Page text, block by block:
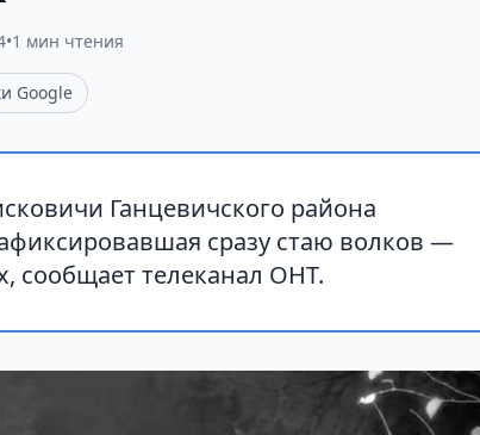
•1 мин чтения
Google
Ганцевичского района
сразу стаю волков —
сообщает телеканал ОНТ.